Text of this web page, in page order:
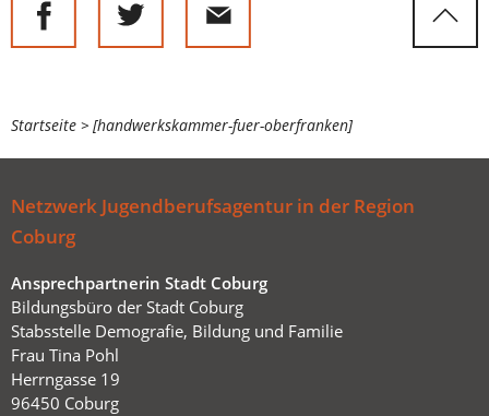
Sie
befinden
sich
hier:
Startseite [handwerkskammer-fuer-oberfranken]
Netzwerk Jugendberufsagentur in der Region
Coburg
Ansprechpartnerin Stadt Coburg
Bildungsbüro der Stadt Coburg
Stabsstelle Demografie, Bildung und Familie
Frau Tina Pohl
Herrngasse 19
96450 Coburg